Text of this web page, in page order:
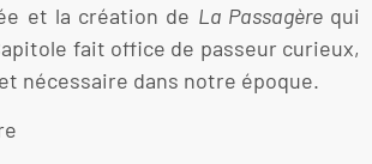
et la création de La Passagèrequi
fait office de passeur curieux,
nécessaire dans notre époque.